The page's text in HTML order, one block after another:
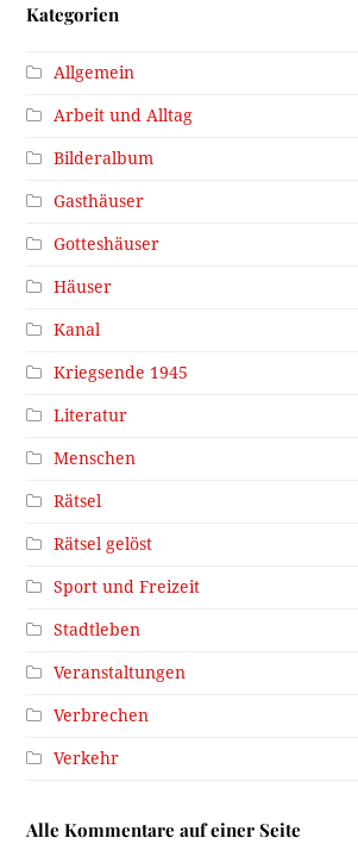
Kategorien
Allgemein
Arbeit und Alltag
Bilderalbum
Gasthäuser
Gotteshäuser
Häuser
Kanal
Kriegsende 1945
Literatur
Menschen
Rätsel
Rätsel gelöst
Sport und Freizeit
Stadtleben
Veranstaltungen
Verbrechen
Verkehr
Alle Kommentare auf einer Seite